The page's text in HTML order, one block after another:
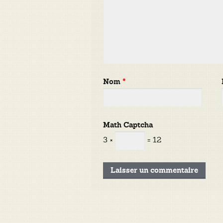
Nom*
Math Captcha
3 ×
= 12